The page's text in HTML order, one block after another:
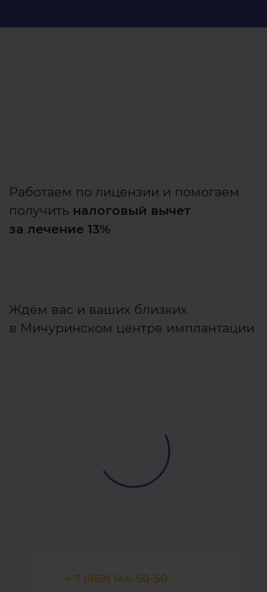
Работаем по лицензии и помогаем
получить налоговый вычет
за лечение 13%
Ждём вас и ваших близких
в Мичуринском центре имплантации
+ 7 (969) 144-50-50